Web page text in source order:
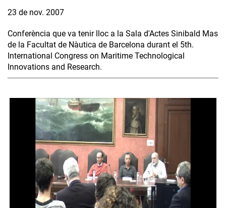
23 de nov. 2007
Conferència que va tenir lloc a la Sala d'Actes Sinibald Mas
de la Facultat de Nàutica de Barcelona durant el 5th.
International Congress on Maritime Technological
Innovations and Research.